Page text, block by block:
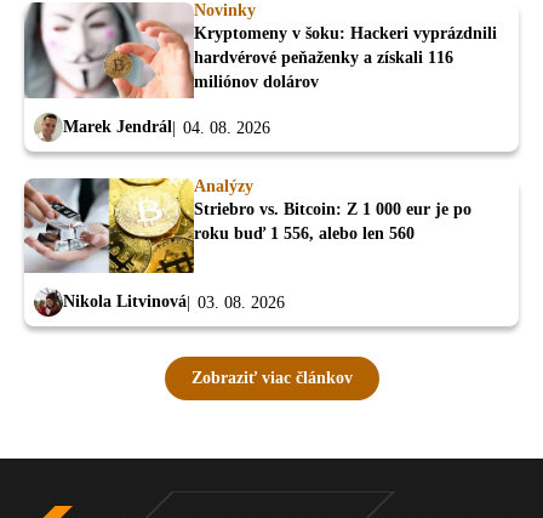
Novinky
Kryptomeny v šoku: Hackeri vyprázdnili
hardvérové peňaženky a získali 116
miliónov dolárov
Marek Jendrál 04. 08. 2026
Analýzy
Striebro vs. Bitcoin: Z 1 000 eur je po
roku buď 1 556, alebo len 560
Nikola Litvinová 03. 08. 2026
Zobraziť viac článkov